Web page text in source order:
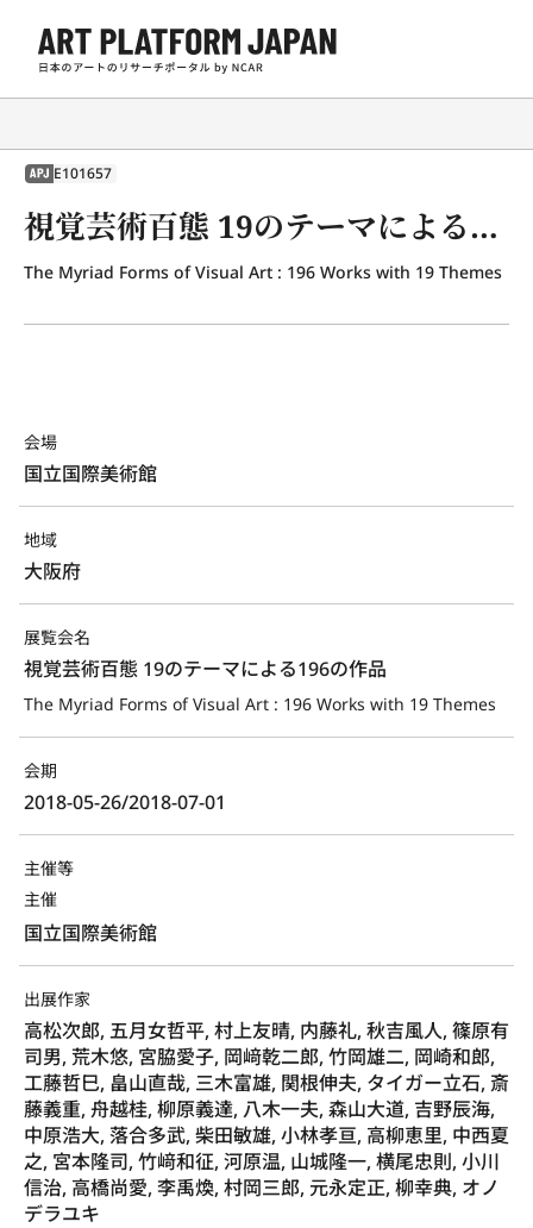
APJ E101657
視覚芸術百態 19のテーマによる196の作品
The Myriad Forms of Visual Art : 196 Works with 19 Themes
会場
国立国際美術館
地域
大阪府
展覧会名
視覚芸術百態 19のテーマによる196の作品
The Myriad Forms of Visual Art : 196 Works with 19 Themes
会期
2018-05-26/2018-07-01
主催等
主催
国立国際美術館
出展作家
高松次郎, 五月女哲平, 村上友晴, 内藤礼, 秋吉風人, 篠原有
司男, 荒木悠, 宮脇愛子, 岡﨑乾二郎, 竹岡雄二, 岡崎和郎,
工藤哲巳, 畠山直哉, 三木富雄, 関根伸夫, タイガー立石, 斎
藤義重, 舟越桂, 柳原義達, 八木一夫, 森山大道, 吉野辰海,
中原浩大, 落合多武, 柴田敏雄, 小林孝亘, 高柳恵里, 中西夏
之, 宮本隆司, 竹﨑和征, 河原温, 山城隆一, 横尾忠則, 小川
信治, 高橋尚愛, 李禹煥, 村岡三郎, 元永定正, 柳幸典, オノ
デラユキ